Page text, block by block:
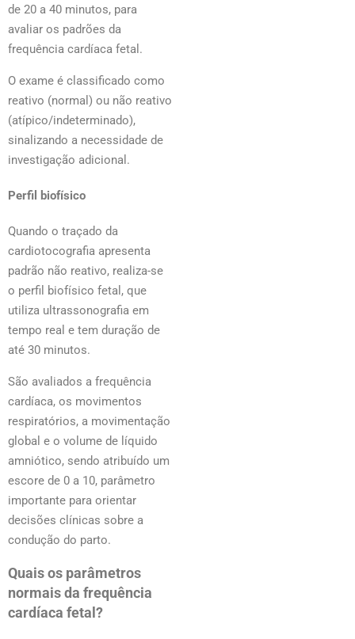
de 20 a 40 minutos, para
avaliar os padrões da
frequência cardíaca fetal.
O exame é classificado como
reativo (normal) ou não reativo
(atípico/indeterminado),
sinalizando a necessidade de
investigação adicional.
Perfil biofísico
Quando o traçado da
cardiotocografia apresenta
padrão não reativo, realiza-se
o perfil biofísico fetal, que
utiliza ultrassonografia em
tempo real e tem duração de
até 30 minutos.
São avaliados a frequência
cardíaca, os movimentos
respiratórios, a movimentação
global e o volume de líquido
amniótico, sendo atribuído um
escore de 0 a 10, parâmetro
importante para orientar
decisões clínicas sobre a
condução do parto.
Quais os parâmetros
normais da frequência
cardíaca fetal?